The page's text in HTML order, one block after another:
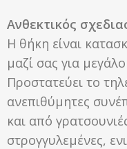
Ανθεκτικός
Η θήκη είναι
μαζί σας για
Προστατεύει το
ανεπιθύμητες
και από
στρογγυλεμένες,